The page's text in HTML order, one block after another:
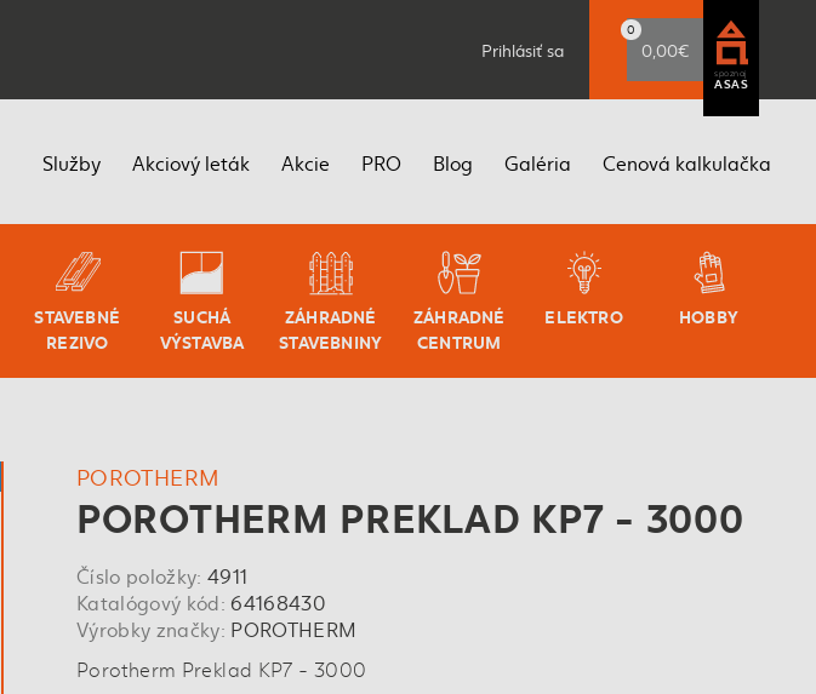
Prihlásiť sa
0
0,00€
spoznaj
ASAS
Služby Akciový leták Akcie PRO Blog Galéria Cenová kalkulačka
STAVEBNÉ
REZIVO
SUCHÁ
VÝSTAVBA
ZÁHRADNÉ
STAVEBNINY
ZÁHRADNÉ
CENTRUM
ELEKTRO HOBBY
POROTHERM
POROTHERM PREKLAD KP7 - 3000
Číslo položky: 4911
Katalógový kód:64168430
Výrobky značky: POROTHERM
Porotherm Preklad KP7 - 3000